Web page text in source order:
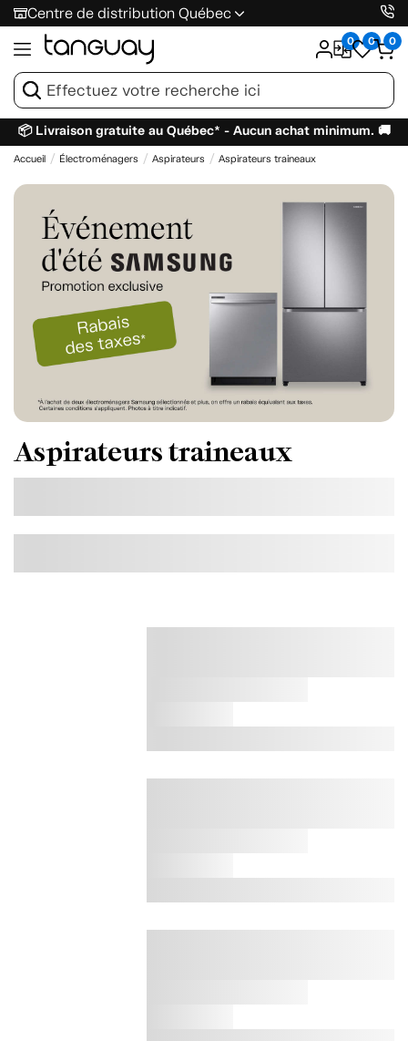
Centre de distribution Québec
0 0 0
📦 Livraison gratuite au Québec* - Aucun achat minimum. 🚚
Accueil Électroménagers Aspirateurs Aspirateurs traineaux
Aspirateurs traineaux